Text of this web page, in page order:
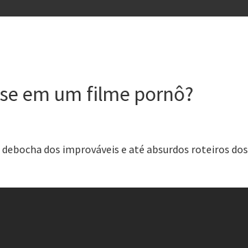
à tristeza”
em um filme pornô?
dos improváveis e até absurdos roteiros dos